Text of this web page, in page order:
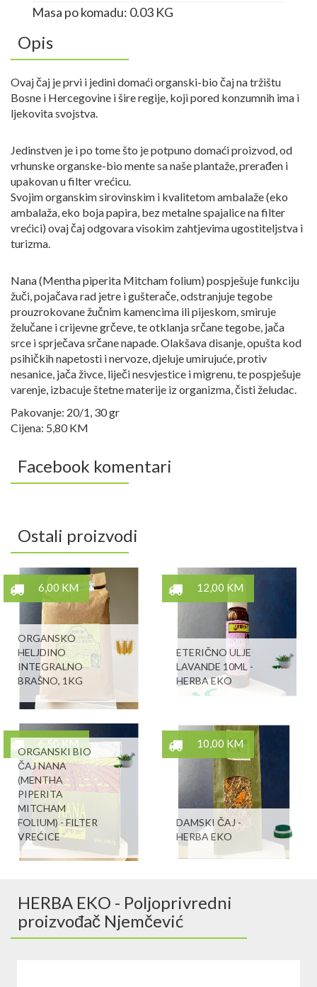
Masa po komadu: 0.03 KG
Opis
Ovaj čaj je prvi i jedini domaći organski-bio čaj na tržištu
Bosne i Hercegovine i šire regije, koji pored konzumnih ima i
ljekovita svojstva.
Jedinstven je i po tome što je potpuno domaći proizvod, od
vrhunske organske-bio mente sa naše plantaže, prerađen i
upakovan u filter vrećicu.
Svojim organskim sirovinskim i kvalitetom ambalaže (eko
ambalaža, eko boja papira, bez metalne spajalice na filter
vrećici) ovaj čaj odgovara visokim zahtjevima ugostiteljstva i
turizma.
Nana (Mentha piperita Mitcham folium) pospješuje funkciju
žuči, pojačava rad jetre i gušterače, odstranjuje tegobe
prouzrokovane žučnim kamencima ili pijeskom, smiruje
želučane i crijevne grčeve, te otklanja srčane tegobe, jača
srce i sprječava srčane napade. Olakšava disanje, opušta kod
psihičkih napetosti i nervoze, djeluje umirujuće, protiv
nesanice, jača živce, liječi nesvjestice i migrenu, te pospješuje
varenje, izbacuje štetne materije iz organizma, čisti želudac.
Pakovanje: 20/1, 30 gr
Cijena: 5,80 KM
Facebook komentari
Ostali proizvodi
6,00 KM
ORGANSKO
HELJDINO
INTEGRALNO
BRAŠNO, 1KG
12,00 KM
ETERIČNO ULJE
LAVANDE 10ML -
HERBA EKO
6,50 KM
ORGANSKI BIO
ČAJ NANA
(MENTHA
PIPERITA
MITCHAM
FOLIUM) - FILTER
VREĆICE
10,00 KM
DAMSKI ČAJ -
HERBA EKO
HERBA EKO - Poljoprivredni
proizvođač Njemčević